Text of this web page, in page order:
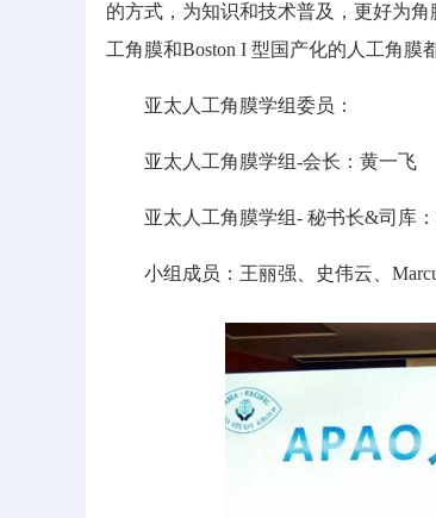
的方式，为知识和技术普及，更好为
工角膜和Boston I 型国产化的人工角膜
亚太人工角膜学组委员：
亚太人工角膜学组-会长：黄一飞
亚太人工角膜学组- 秘书长&司库：
小组成员：王丽强、史伟云、Marcus